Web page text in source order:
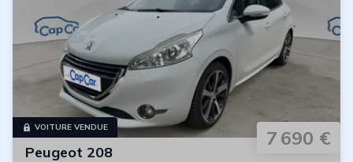
VOITURE VENDUE 7 690 €
Peugeot 208